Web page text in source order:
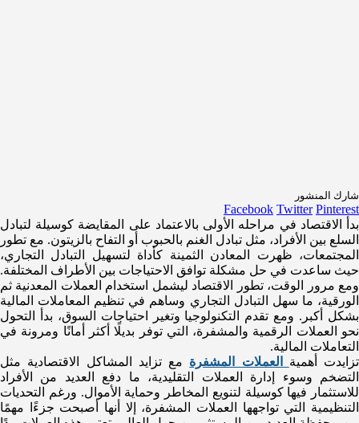
شارك المنشور
Facebook Twitter Pinterest
بدأ الاقتصاد في مراحله الأولى بالاعتماد على المقايضة كوسيلة لتبادل
السلع بين الأفراد، مثل تبادل الغنم بالحبوب أو التفاح بالزيتون. مع تطور
المجتمعات، ظهرت المعادن الثمينة كأداة لتسهيل التبادل التجاري،
حيث ساعدت في حل مشكلة توافق الاحتياجات بين الأطراف المختلفة.
ومع مرور الوقت، تطور الاقتصاد ليشمل استخدام العملات المعدنية ثم
الورقية، ما سهل التبادل التجاري وساهم في تنظيم المعاملات المالية
بشكل أكبر. ومع تقدم التكنولوجيا وتغير احتياجات السوق، بدأ التحول
نحو العملات الرقمية والمشفرة، التي توفر بديلًا أكثر أمانًا ومرونة في
التعاملات المالية.
تزايدت أهمية العملات المشفرة مع تزايد المشاكل الاقتصادية مثل
التضخم وسوء إدارة العملات التقليدية، ما دفع العديد من الأفراد
للاستثمار فيها كوسيلة لتنويع المخاطر وحماية الأموال. ورغم التحديات
التنظيمية التي تواجهها العملات المشفرة، إلا أنها أصبحت جزءًا مهمًا